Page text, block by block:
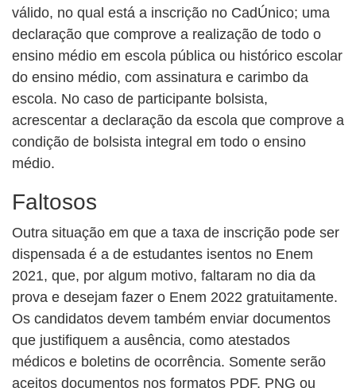
válido, no qual está a inscrição no CadÚnico; uma
declaração que comprove a realização de todo o
ensino médio em escola pública ou histórico escolar
do ensino médio, com assinatura e carimbo da
escola. No caso de participante bolsista,
acrescentar a declaração da escola que comprove a
condição de bolsista integral em todo o ensino
médio.
Faltosos
Outra situação em que a taxa de inscrição pode ser
dispensada é a de estudantes isentos no Enem
2021, que, por algum motivo, faltaram no dia da
prova e desejam fazer o Enem 2022 gratuitamente.
Os candidatos devem também enviar documentos
que justifiquem a ausência, como atestados
médicos e boletins de ocorrência. Somente serão
aceitos documentos nos formatos PDF, PNG ou